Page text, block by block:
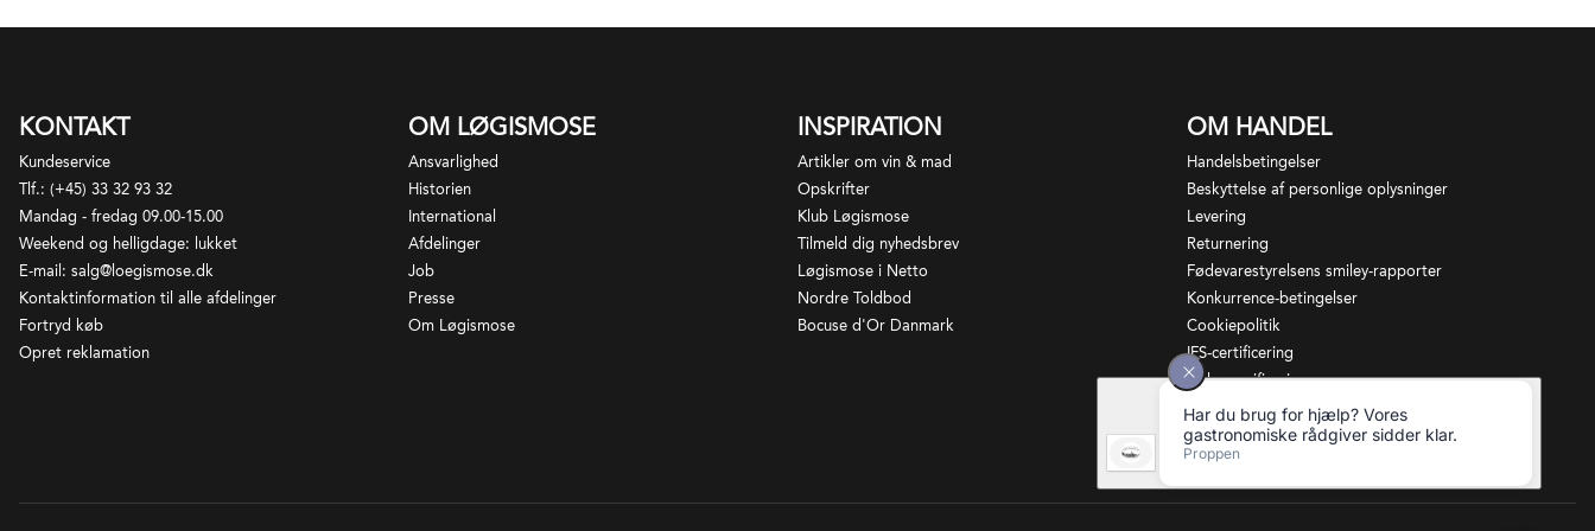
KONTAKT
Kundeservice
Tlf.: (+45) 33 32 93 32
Mandag - fredag 09.00-15.00
Weekend og helligdage: lukket
E-mail: salg@loegismose.dk
Kontaktinformation til alle afdelinger
Fortryd køb
Opret reklamation
OM LØGISMOSE
Ansvarlighed
Historien
International
Afdelinger
Job
Presse
Om Løgismose
INSPIRATION
Artikler om vin & mad
Opskrifter
Klub Løgismose
Tilmeld dig nyhedsbrev
Løgismose i Netto
Nordre Toldbod
Bocuse d'Or Danmark
OM HANDEL
Handelsbetingelser
Beskyttelse af personlige oplysninger
Levering
Returnering
Fødevarestyrelsens smiley-rapporter
Konkurrence-betingelser
Cookiepolitik
IFS-certificering
Aldersverificering
Dataetiske overvejelser
Cookie indstillinger